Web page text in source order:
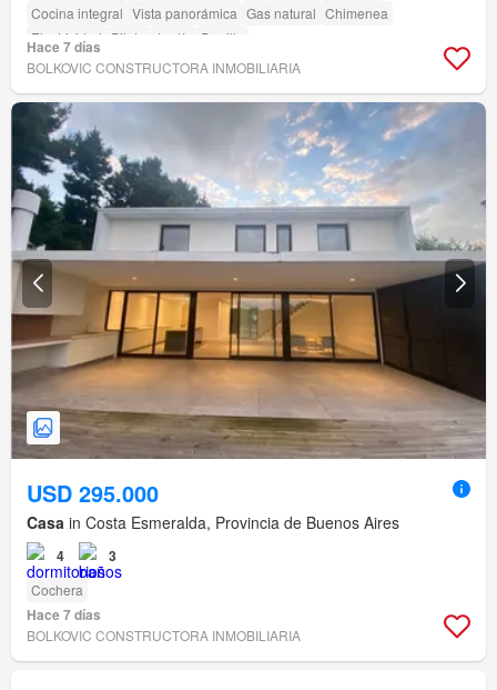
Cocina integral Vista panorámica Gas natural Chimenea
Electricidad Pileta Jardín Parrilla
Hace 7 días
BOLKOVIC CONSTRUCTORA INMOBILIARIA
USD 295.000
Casa in Costa Esmeralda, Provincia de Buenos Aires
4 3
Cochera
Hace 7 días
BOLKOVIC CONSTRUCTORA INMOBILIARIA